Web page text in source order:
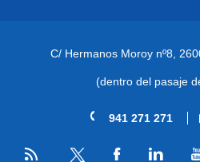
C/ Hermanos Moroy nº8,
(dentro del pasaje
941 271 271
RSS